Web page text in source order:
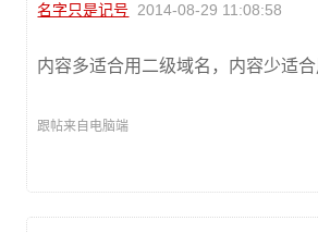
名字只是记号 2014-08-29 11:08:58
内容多适合用二级域名，内容少适合
跟帖来自电脑端